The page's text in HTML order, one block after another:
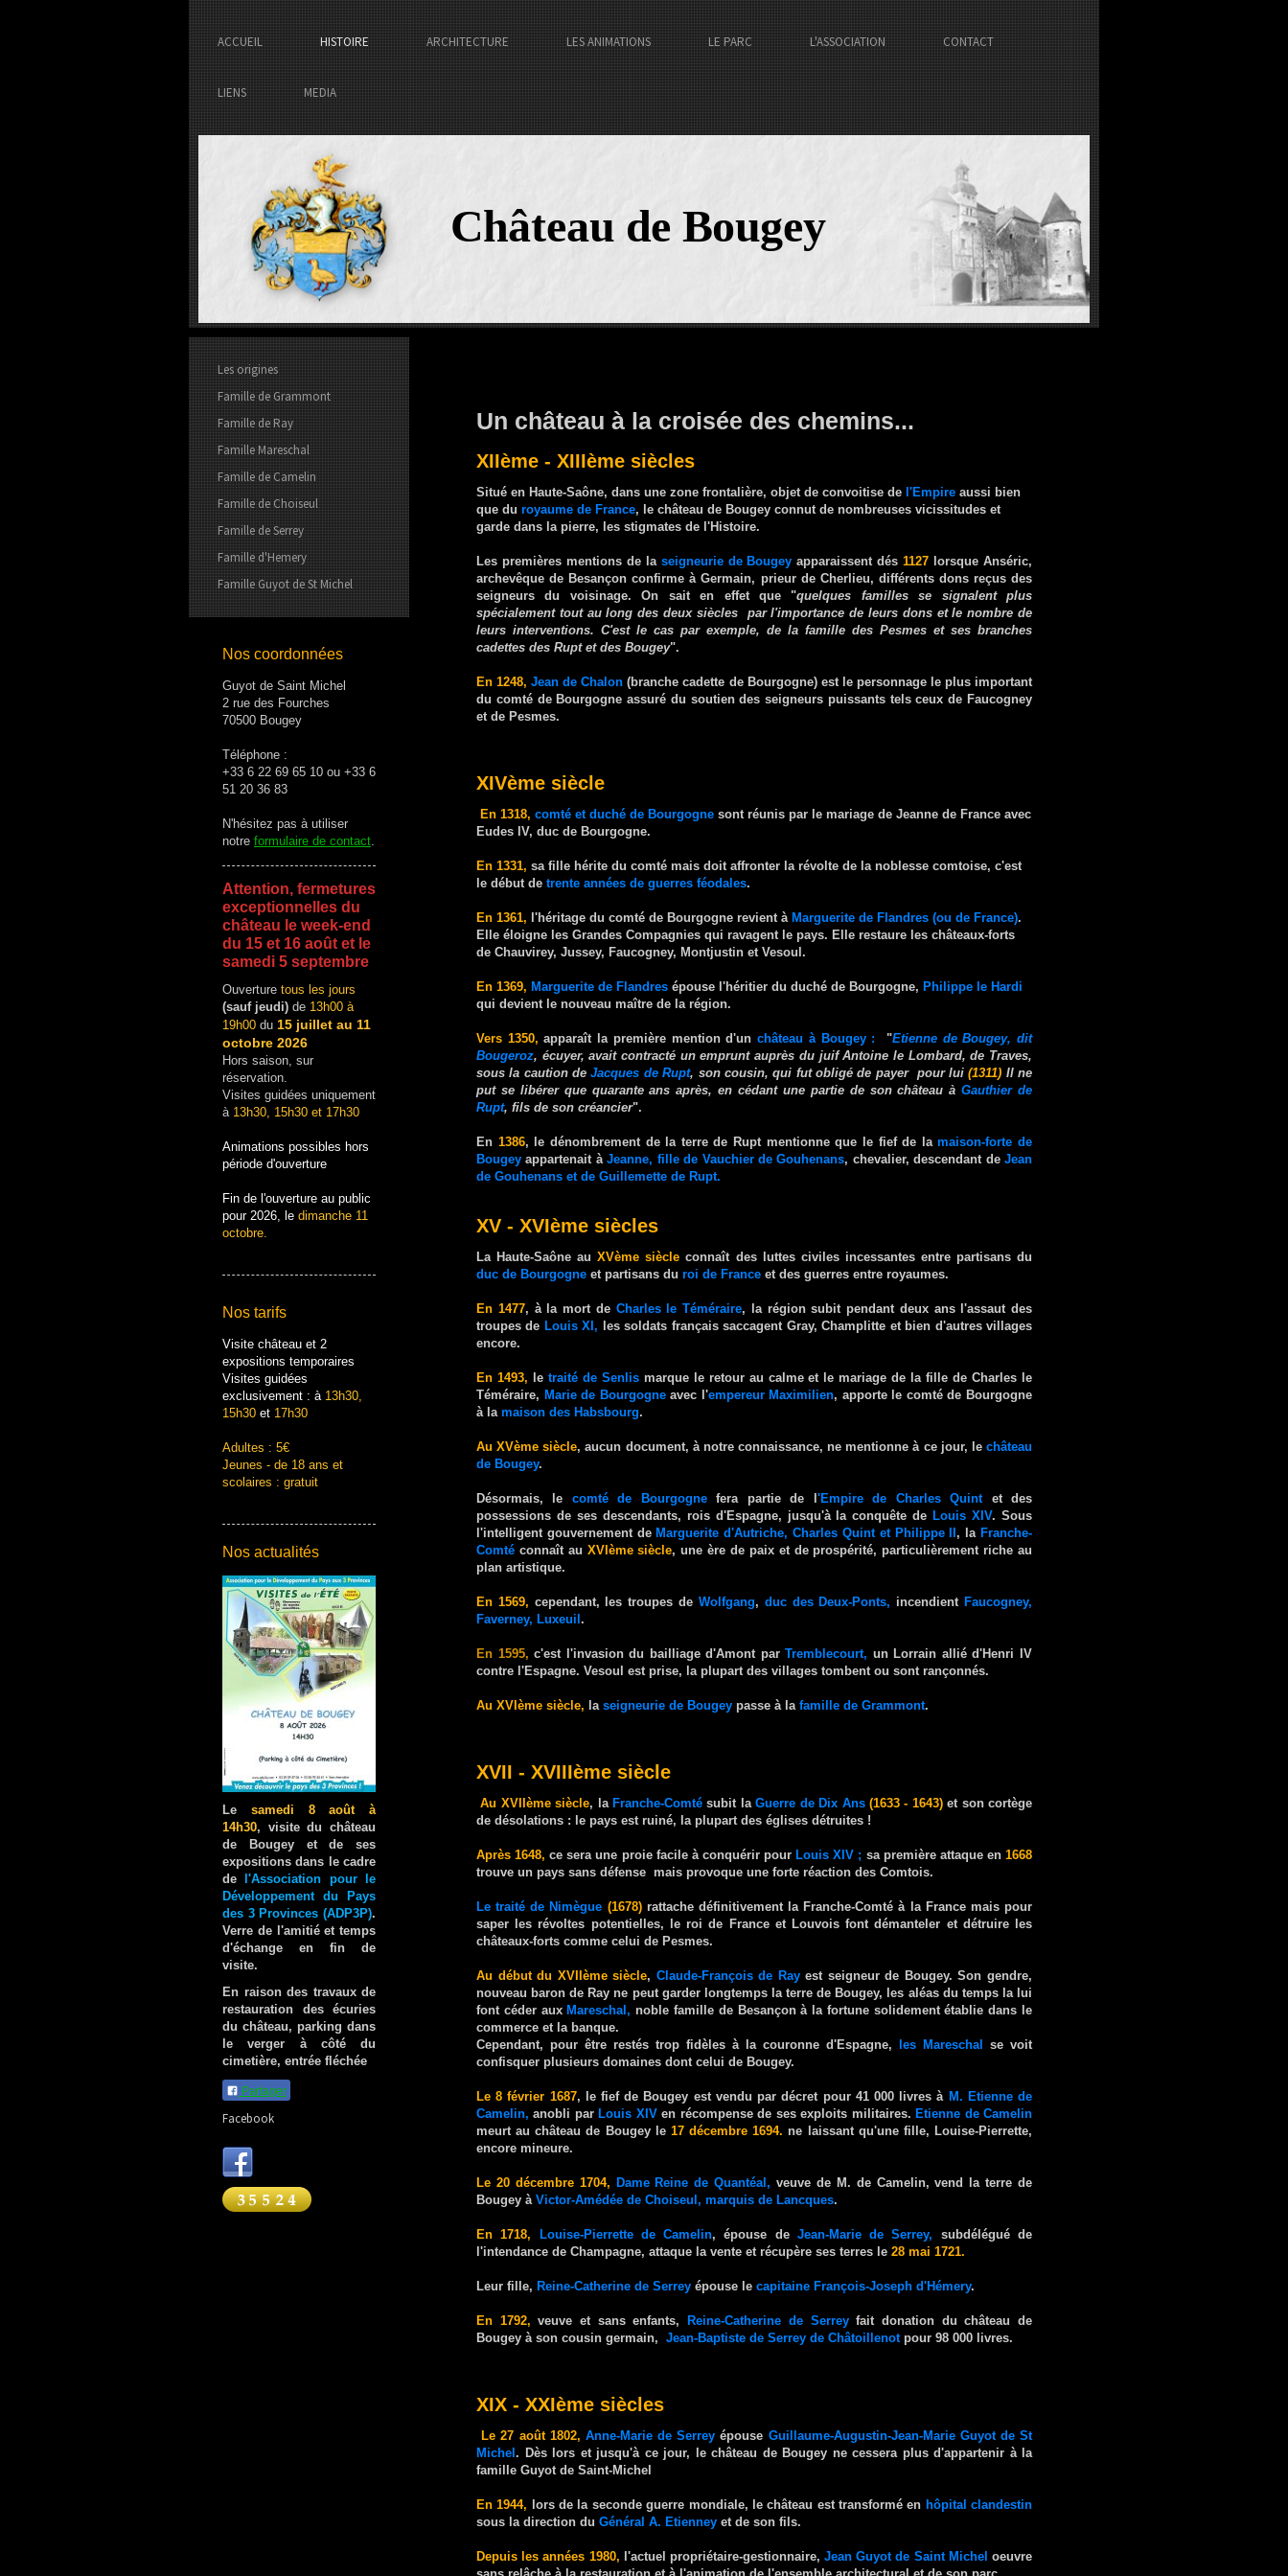
ACCUEIL HISTOIRE ARCHITECTURE LES ANIMATIONS LE PARC L'ASSOCIATION CONTACT
LIENS MEDIA
Château de Bougey
Les origines
Famille de Grammont
Famille de Ray
Famille Mareschal
Famille de Camelin
Famille de Choiseul
Famille de Serrey
Famille d'Hemery
Famille Guyot de St Michel
Nos coordonnées
Guyot de Saint Michel
2 rue des Fourches
70500 Bougey
Téléphone :
+33 6 22 69 65 10 ou +33 6
51 20 36 83
N'hésitez pas à utiliser
notre formulaire de contact
Attention, fermetures
exceptionnelles du
château le week-end
du 15 et 16 août et le
samedi 5 septembre
Ouverture tous les jours
(sauf jeudi) de 13h00 à
19h00 du 15 juillet au 11
octobre 2026
Hors saison, sur
réservation.
Visites guidées uniquement
à 13h30, 15h30 et 17h30
Animations possibles hors
période d'ouverture
Fin de l'ouverture au public
pour 2026, le dimanche 11
octobre.
Nos tarifs
Visite château et 2
expositions temporaires
Visites guidées
exclusivement : à 13h30,
15h30 et 17h30
Adultes : 5€
Jeunes - de 18 ans et
scolaires : gratuit
Nos actualités
Le samedi 8 août à
14h30, visite du château
de Bougey et de ses
expositions dans le cadre
de
l'Association pour le
Développement du Pays
des 3 Provinces (ADP3P).
Verre de l'amitié et temps
d'échange en fin de
visite.
En raison des travaux de
restauration des écuries
du château, parking dans
le verger à côté du
cimetière, entrée fléchée
Partager
Facebook
Un château à la croisée des chemins...
XIIème - XIIIème siècles
Situé en Haute-Saône, dans une zone frontalière, objet de convoitise de l'Empire aussi bien
que du royaume de France, le château de Bougey connut de nombreuses vicissitudes et
garde dans la pierre, les stigmates de l'Histoire.
Les premières mentions de la seigneurie de Bougey apparaissent dés1127 lorsque Anséric,
archevêque de Besançon confirme à Germain, prieur de Cherlieu, différents dons reçus des
seigneurs du voisinage. On sait en effet que "quelques familles se signalent plus
spécialement tout au long des deux siècles par l'importance de leurs dons et le nombre de
leurs interventions. C'est le cas par exemple, de la famille des Pesmes et ses branches
cadettes des Rupt et des Bougey".
En 1248,Jean de Chalon(branche cadette de Bourgogne) est le personnage le plus important
du comté de Bourgogne assuré du soutien des seigneurs puissants tels ceux de Faucogney
et de Pesmes.
XIVème siècle
En 1318, comté et duché de Bourgogne sont réunis par le mariage de Jeanne de France avec
Eudes IV, duc de Bourgogne.
En 1331, sa fille hérite du comté mais doit affronter la révolte de la noblesse comtoise, c'est
le début de trente années de guerres féodales.
En 1361, l'héritage du comté de Bourgogne revient à Marguerite de Flandres (ou de France).
Elle éloigne les Grandes Compagnies qui ravagent le pays. Elle restaure les châteaux-forts
de Chauvirey, Jussey, Faucogney, Montjustin et Vesoul.
En 1369, Marguerite de Flandres épouse l'héritier du duché de Bourgogne, Philippe le Hardi
qui devient le nouveau maître de la région.
Vers 1350, apparaît la première mention d'un château à Bougey : "Etienne de Bougey, dit
Bougeroz, écuyer, avait contracté un emprunt auprès du juif Antoine le Lombard, de Traves,
sous la caution deJacques de Rupt, son cousin, qui fut obligé de payer pour lui(1311) Il ne
put se libérer que quarante ans après, en cédant une partie de son château àGauthier de
Rupt, fils de son créancier".
En 1386, le dénombrement de la terre de Rupt mentionne que le fief de lamaison-forte de
Bougey appartenait àJeanne, fille de Vauchier de Gouhenans, chevalier, descendant deJean
de Gouhenans et de Guillemette de Rupt.
XV - XVIème siècles
La Haute-Saône au XVème siècle connaît des luttes civiles incessantes entre partisans du
duc de Bourgogne et partisans du roi de France et des guerres entre royaumes.
En 1477, à la mort de Charles le Téméraire,
la région subit pendant deux ans l'assaut des
troupes de Louis XI,
les soldats français saccagent Gray, Champlitte et bien d'autres villages
encore.
En 1493, le traité de Senlis marque le retour au calme et le mariage de la fille de Charles le
Téméraire, Marie de Bourgogneavec l'empereur Maximilien, apporte le comté de Bourgogne
à la maison des Habsbourg.
Au XVème siècle, aucun document, à notre connaissance, ne mentionne à ce jour, lechâteau
de Bougey.
Désormais, le comté de Bourgognefera partie de l 'Empire de Charles Quintet des
possessions de ses descendants, rois d'Espagne, jusqu'à la conquête de Louis XIV. Sous
l'intelligent gouvernement de Marguerite d'Autriche, Charles Quint et Philippe II , la Franche-
Comté connaît au XVIème siècle, une ère de paix et de prospérité, particulièrement riche au
plan artistique.
En 1569, cependant, les troupes de Wolfgang, duc des Deux-Ponts, incendient Faucogney,
Faverney, Luxeuil .
En 1595, c'est l'invasion du bailliage d'Amont parTremblecourt, un Lorrain allié d'Henri IV
contre l'Espagne. Vesoul est prise, la plupart des villages tombent ou sont rançonnés.
Au XVIème siècle, la seigneurie de Bougey passe à la famille de Grammont.
XVII - XVIIIème siècle
Au XVIIème siècle, la Franche-Comté subit laGuerre de Dix Ans (1633 - 1643)et son cortège
de désolations : le pays est ruiné, la plupart des églises détruites !
Après 1648, ce sera une proie facile à conquérir pour Louis XIV ; sa première attaque en1668
trouve un pays sans défense mais provoque une forte réaction des Comtois.
Le traité de Nimègue (1678) rattache définitivement la Franche-Comté à la France mais pour
saper les révoltes potentielles, le roi de France et Louvois font démanteler et détruire les
châteaux-forts comme celui de Pesmes.
Au début du XVIIème siècle, Claude-François de Rayest seigneur de Bougey. Son gendre,
nouveau baron de Ray ne peut garder longtemps la terre de Bougey, les aléas du temps la lui
font céder aux Mareschal, noble famille de Besançon à la fortune solidement établie dans le
commerce et la banque.
Cependant, pour être restés trop fidèles à la couronne d'Espagne,
les Mareschal
se voit
confisquer plusieurs domaines dont celui de Bougey.
Le 8 février 1687, le fief de Bougey est vendu par décret pour 41 000 livres à M. Etienne de
Camelin, anobli par Louis XIVen récompense de ses exploits militaires. Etienne de Camelin
meurt au château de Bougey le 17 décembre 1694. ne laissant qu'une fille, Louise-Pierrette,
encore mineure.
Le 20 décembre 1704, Dame Reine de Quantéal, veuve de M. de Camelin, vend la terre de
Bougey à Victor-Amédée de Choiseul, marquis de Lancques.
En 1718, Louise-Pierrette de Camelin, épouse de Jean-Marie de Serrey, subdélégué de
l'intendance de Champagne, attaque la vente et récupère ses terres le 28 mai 1721.
Leur fille, Reine-Catherine de Serrey épouse le capitaine François-Joseph d'Hémery.
En 1792, veuve et sans enfants, Reine-Catherine de Serreyfait donation du château de
Bougey à son cousin germain, Jean-Baptiste de Serrey de Châtoillenotpour 98 000 livres.
XIX - XXIème siècles
Le 27 août 1802, Anne-Marie de Serrey épouse Guillaume-Augustin-Jean-Marie Guyot de St
Michel . Dès lors et jusqu'à ce jour, le château de Bougey ne cessera plus d'appartenir à la
famille Guyot de Saint-Michel
En 1944, lors de la seconde guerre mondiale, le château est transformé en hôpital clandestin
sous la direction du Général A. Etienney et de son fils.
Depuis les années 1980, l'actuel propriétaire-gestionnaire,Jean Guyot de Saint Michel oeuvre